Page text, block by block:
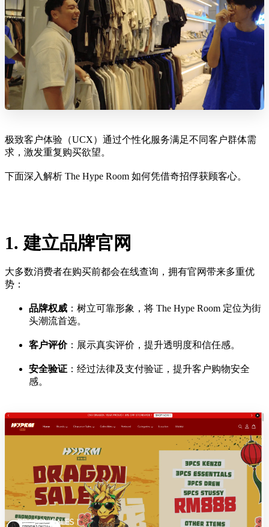
极致客户体验（UCX）通过个性化服务满足不同客户群体需
求，激发重复购买欲望。
下面深入解析 The Hype Room 如何凭借奇招俘获顾客心。
1. 建立品牌官网
大多数消费者在购买前都会在线查询，拥有官网带来多重优
势：
品牌权威 ：树立可靠形象，将 The Hype Room 定位为街
头潮流首选。
客户评价：展示真实评价，提升透明度和信任感。
安全验证 ：经过法律及支付验证，提升客户购物安全
感。